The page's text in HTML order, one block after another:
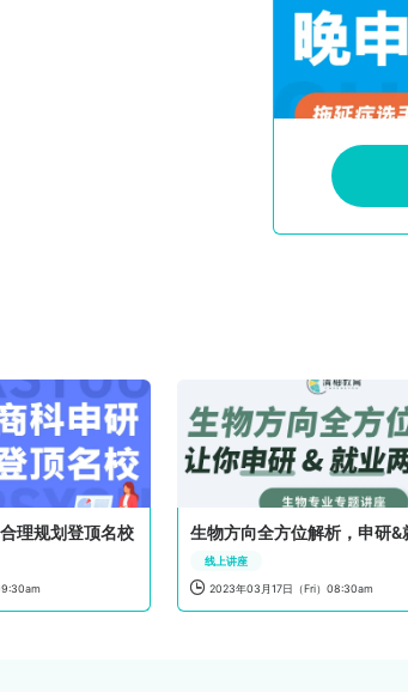
理规划登顶名校
线上讲座
 2023年03月17日（Fri）08:30am